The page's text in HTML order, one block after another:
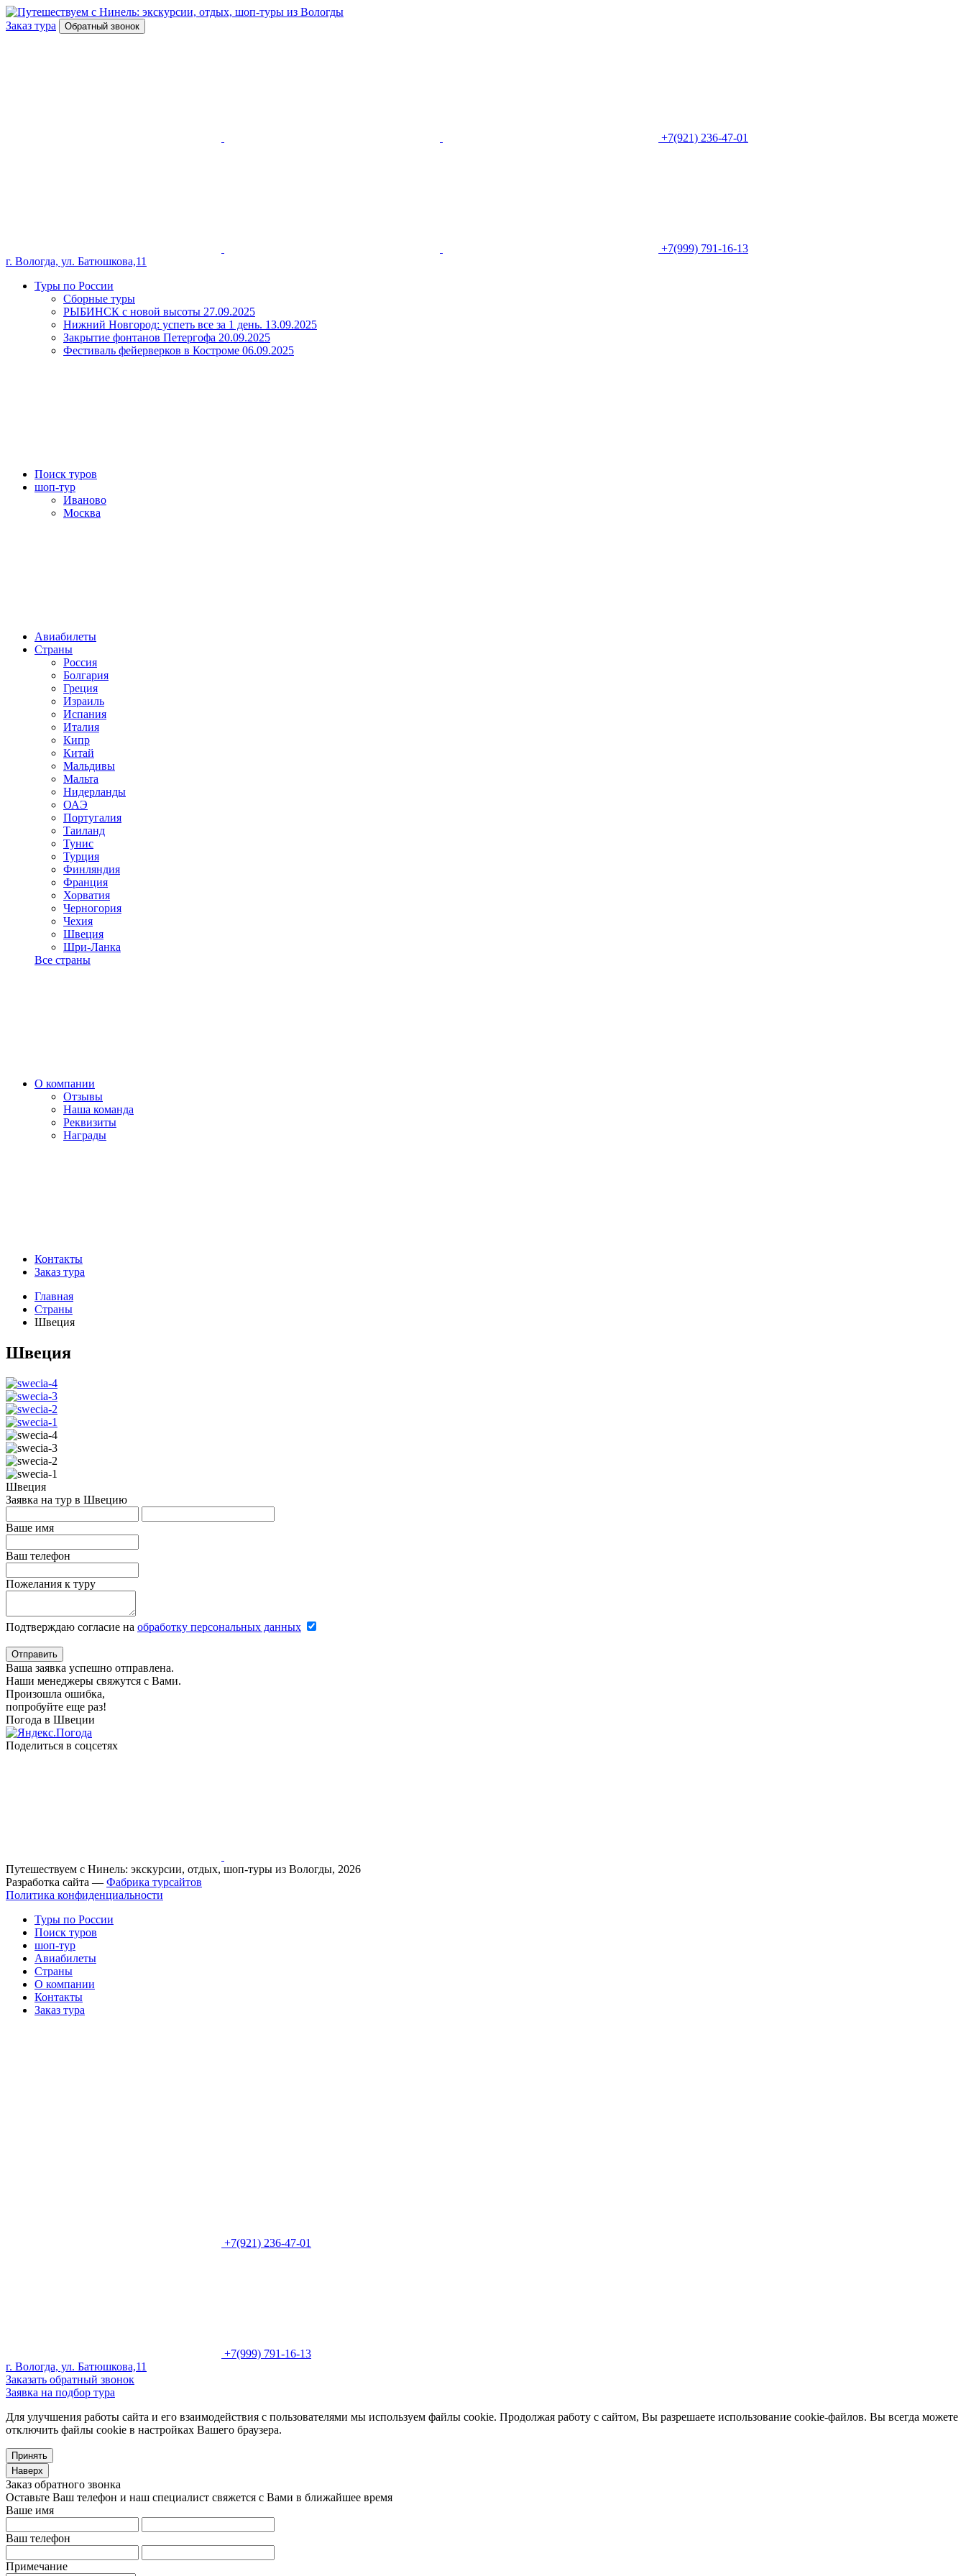
Заказ тура Обратный звонок
+7(921) 236-47-01
+7(999) 791-16-13
г. Вологда, ул. Батюшкова,11
Туры по России
Сборные туры
РЫБИНСК с новой высоты 27.09.2025
Нижний Новгород: успеть все за 1 день. 13.09.2025
Закрытие фонтанов Петергофа 20.09.2025
Фестиваль фейерверков в Костроме 06.09.2025
Поиск туров
шоп-тур
Иваново
Москва
Авиабилеты
Страны
Россия
Болгария
Греция
Израиль
Испания
Италия
Кипр
Китай
Мальдивы
Мальта
Нидерланды
ОАЭ
Португалия
Таиланд
Тунис
Турция
Финляндия
Франция
Хорватия
Черногория
Чехия
Швеция
Шри-Ланка
Все страны
О компании
Отзывы
Наша команда
Реквизиты
Награды
Контакты
Заказ тура
Главная
Страны
Швеция
Швеция
Швеция
Заявка на тур в Швецию
Ваше имя
Ваш телефон
Пожелания к туру
Подтверждаю согласие на обработку персональных данных
Отправить
Ваша заявка успешно отправлена.
Наши менеджеры свяжутся с Вами.
Произошла ошибка,
попробуйте еще раз!
Погода в Швеции
Поделиться в соцсетях
Путешествуем с Нинель: экскурсии, отдых, шоп-туры из Вологды, 2026
Разработка сайта — Фабрика турсайтов
Политика конфиденциальности
Туры по России
Поиск туров
шоп-тур
Авиабилеты
Страны
О компании
Контакты
Заказ тура
+7(921) 236-47-01
+7(999) 791-16-13
г. Вологда, ул. Батюшкова,11
Заказать обратный звонок
Заявка на подбор тура
Для улучшения работы сайта и его взаимодействия с пользователями мы используем файлы cookie. Продолжая работу с сайтом, Вы разрешаете использование cookie-файлов. Вы всегда можете
отключить файлы cookie в настройках Вашего браузера.
Принять
Наверх
Заказ обратного звонка
Оставьте Ваш телефон и наш специалист свяжется с Вами в ближайшее время
Ваше имя
Ваш телефон
Примечание